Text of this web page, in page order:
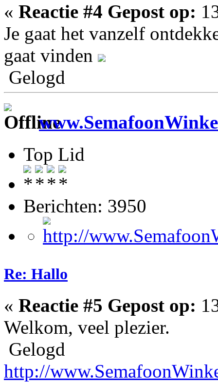
« Reactie #4 Gepost op:
Je gaat het vanzelf
gaat vinden
Gelogd
Top Lid
Berichten: 3950
Re: Hallo
« Reactie #5 Gepost op:
Welkom, veel plezier.
Gelogd
http://